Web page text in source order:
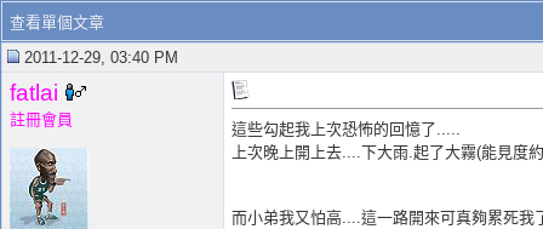
查看單個文章
2011-12-29, 03:40 PM
fatlai
註冊會員
這些勾起我上次恐怖的回憶了.....
上次晚上開上去....下大雨.起了大霧(能見度
而小弟我又怕高....這一路開來可真夠累死我